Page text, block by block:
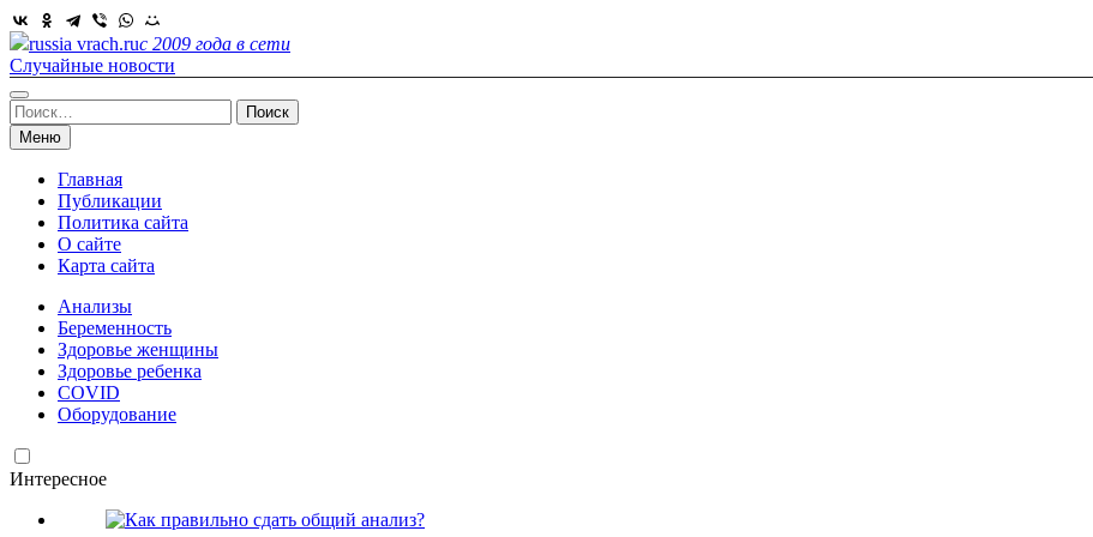
Skip
to
content
russia vrach.ruс 2009 года в сети
Случайные новости
Найти:
Меню
Главная
Публикации
Политика сайта
О сайте
Карта сайта
Анализы
Беременность
Здоровье женщины
Здоровье ребенка
COVID
Оборудование
Интересное